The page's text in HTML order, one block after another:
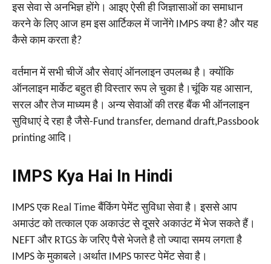
इस सेवा से अनभिज्ञ होंगे। आइए ऐसी ही जिज्ञासाओं का समाधान
करने के लिए आज हम इस आर्टिकल में जानेंगे IMPS क्या है? और यह
कैसे काम करता है?
वर्तमान में सभी चीजें और सेवाएं ऑनलाइन उपलब्ध है। क्योंकि
ऑनलाइन मार्केट बहुत ही विस्तार रूप ले चुका है।चूंकि यह आसान,
सरल और तेज माध्यम है। अन्य सेवाओं की तरह बैंक भी ऑनलाइन
सुविधाएं दे रहा है जैसे-Fund transfer, demand draft,Passbook
printing आदि।
IMPS Kya Hai In Hindi
IMPS एक Real Time बैंकिंग पेमेंट सुविधा सेवा है। इससे आप
अमाउंट को तत्काल एक अकाउंट से दूसरे अकाउंट में भेज सकते हैं।
NEFT और RTGS के जरिए पैसे भेजते है तो ज्यादा समय लगता है
IMPS के मुकाबले।अर्थात IMPS फास्ट पेमेंट सेवा है।